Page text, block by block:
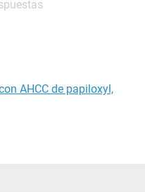
AHCC de papiloxyl,